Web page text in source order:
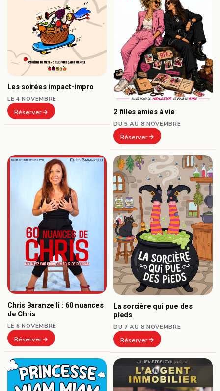
Les soirées impact-impro
LE 4 NOVEMBRE
Réserver 2 filles amies à vie
DU 5 AU 8 NOVEMBRE
Réserver
Chris Baranzelli : 60 nuances
de Chris
LE 6 NOVEMBRE
Réserver
La sorcière qui pue des
pieds
DU 7 AU 8 NOVEMBRE
Réserver